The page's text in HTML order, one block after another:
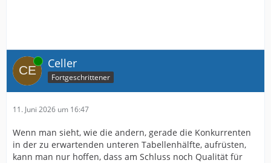
Online Celler
Fortgeschrittener
11. Juni 2026 um 16:47
Wenn man sieht, wie die andern, gerade die Konkurrenten
in der zu erwartenden unteren Tabellenhälfte, aufrüsten,
kann man nur hoffen, dass am Schluss noch Qualität für